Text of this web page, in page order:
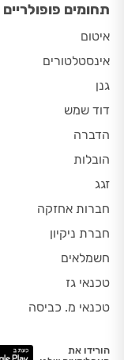
תחומים פופולריים
איטום
אינסטלטורים
גנן
דוד שמש
הדברה
הובלות
זגג
חברות אחזקה
חברת ניקיון
חשמלאים
טכנאי גז
טכנאי מ. כביסה
הורידו את